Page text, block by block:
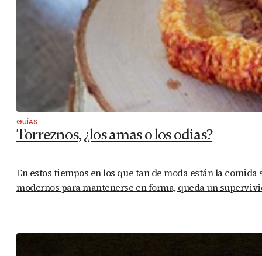
GUÍAS
Torreznos, ¿los amas o los odias?
En estos tiempos en los que tan de moda están la
modernos para mantenerse en forma, queda un